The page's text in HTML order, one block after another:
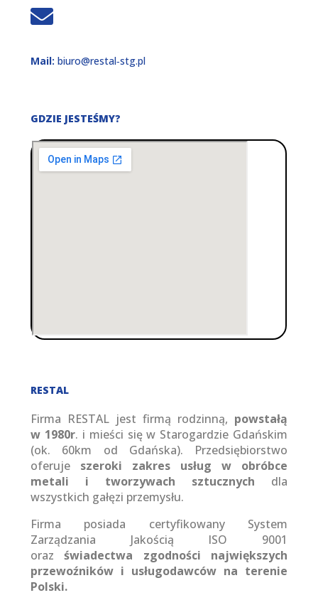
Mail: biuro@restal‑stg.pl
GDZIE JESTEŚMY?
RESTAL
Firma RESTAL jest firmą rodzinną, powstałą
w 1980r. i mieści się w Starogardzie Gdańskim
(ok. 60km od Gdańska). Przedsiębiorstwo
oferuje szeroki zakres usług w obróbce
metali i tworzywach sztucznych dla
wszystkich gałęzi przemysłu.
Firma posiada certyfikowany System
Zarządzania Jakością ISO 9001
orazświadectwa zgodności największych
przewoźników i usługodawców na terenie
Polski.